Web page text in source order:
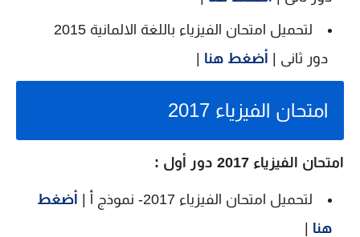
لتحميل امتحان الفيزياء باللغة الالمانية 2015
دور ثانى | أضغط هنا
امتحان الفيزياء 2017
امتحان الفيزياء 2017 دور أول :
لتحميل امتحان الفيزياء 2017- نموذج أ |
أضغط
هنا